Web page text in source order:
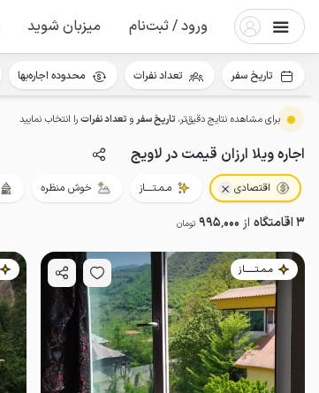
ورود / ثبت‌نام میزبان شوید
برای مشاهده نتایج دقیق‌تر، تاریخ سفرو تعداد نفراترا انتخاب نمایید
اجاره ویلا ارزان قیمت در لاویج
اقتصادی مـمـتــــاز خوش منظره
3 اقامتگاه از 995٬000 تومان
مـمـتــــــاز
تاریخ سفر تعداد نفرات محدوده اجاره‌بها